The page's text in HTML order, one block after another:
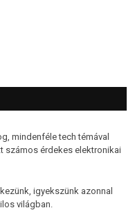
mindenféle tech témával
számos érdekes elektronikai
igyekszünk azonnal
világban.